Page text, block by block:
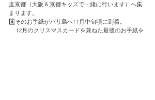
度京都（大阪＆京都キッズで一緒に行います）へ集
まります。
4️⃣そのお手紙がバリ島へ11月中旬頃に到着。
12月のクリスマスカードを兼ねた最後のお手紙を